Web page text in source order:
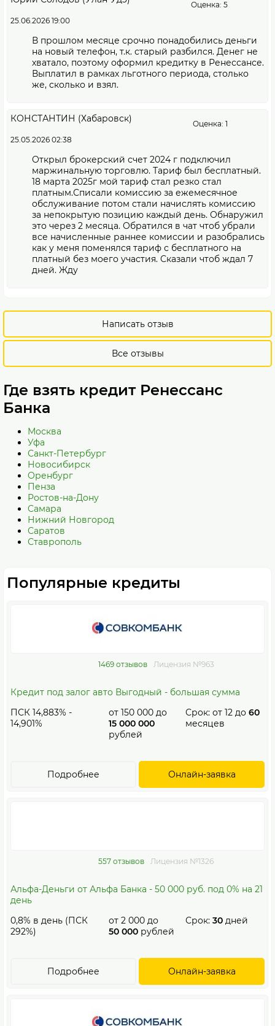
Оценка: 5
25.06.2026 19:00
В прошлом месяце срочно понадобились деньги
на новый телефон, т.к. старый разбился. Денег не
хватало, поэтому оформил кредитку в Ренессансе.
Выплатил в рамках льготного периода, столько
же, сколько и взял.
КОНСТАНТИН (Хабаровск)
Оценка: 1
25.05.2026 02:38
Открыл брокерский счет 2024 г подключил
маржинальную торговлю. Тариф был бесплатный.
18 марта 2025г мой тариф стал резко стал
платным.Списали комиссию за ежемесячное
обслуживание потом стали начислять комиссию
за непокрытую позицию каждый день. Обнаружил
это через 2 месяца. Обратился в чат чтоб убрали
все начисленные раннее комиссии и разобрались
как у меня поменялся тариф с бесплатного на
платный без моего участия. Сказали чтоб ждал 7
дней. Жду
Написать отзыв
Все отзывы
Где взять кредит Ренессанс
Банка
Москва
Уфа
Санкт-Петербург
Новосибирск
Оренбург
Пенза
Ростов-на-Дону
Самара
Нижний Новгород
Саратов
Ставрополь
Популярные кредиты
1469 отзывов Лицензия №963
Кредит под залог авто Выгодный - большая сумма
ПСК 14,883% -
14,901%
от 150 000 до
15 000 000
рублей
Срок: от 12до 60
месяцев
Онлайн-заявка
Подробнее
557 отзывов Лицензия №1326
Альфа-Деньги от Альфа Банка - 50 000 руб. под 0% на 21
день
0,8% в день (ПСК
292%)
от 2 000 до
50 000 рублей
Срок: 30дней
Онлайн-заявка
Подробнее